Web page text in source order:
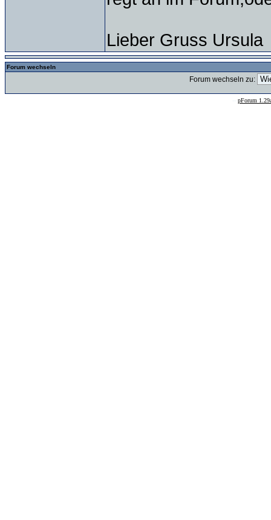
Lieber Gruss Ursula
Forum wechseln
Forum wechseln zu:
pForum